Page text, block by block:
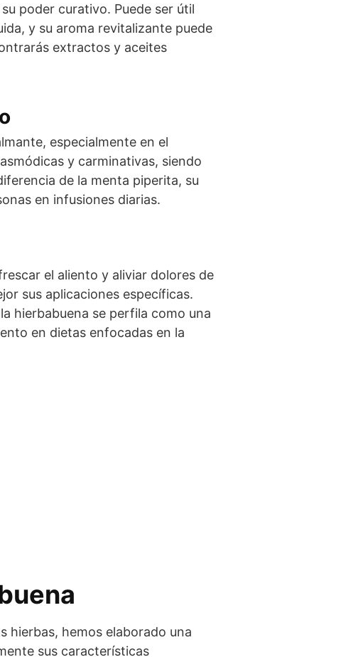
poder curativo. Puede ser útil
y su aroma revitalizante puede
extractos y aceites
especialmente en el
y carminativas, siendo
de la menta piperita, su
en infusiones diarias.
el aliento y aliviar dolores de
sus aplicaciones específicas.
hierbabuena se perfila como una
en dietas enfocadas en la
hierbas, hemos elaborado una
sus características